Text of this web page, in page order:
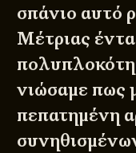
σπάνιο αυτό
Μέτριας
νιώσαμε πως
πεπατημένη